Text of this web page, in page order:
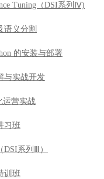
Tuning（DSI系列Ⅳ)
语义分割
的安装与部署
与实战开发
运营实战
习班
DSI系列Ⅲ）
训班